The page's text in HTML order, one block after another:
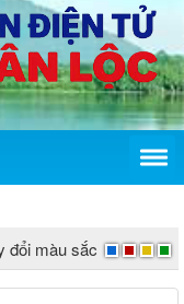
đổi màu sắc